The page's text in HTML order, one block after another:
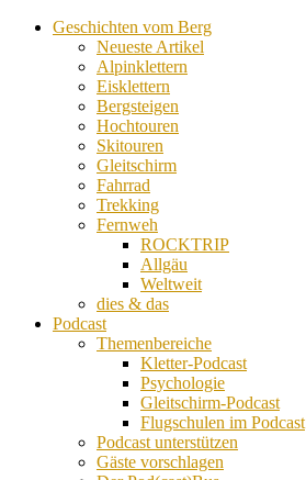
Geschichten vom Berg
Neueste Artikel
Alpinklettern
Eisklettern
Bergsteigen
Hochtouren
Skitouren
Gleitschirm
Fahrrad
Trekking
Fernweh
ROCKTRIP
Allgäu
Weltweit
dies & das
Podcast
Themenbereiche
Kletter-Podcast
Psychologie
Gleitschirm-Podcast
Flugschulen im Podcast
Podcast unterstützen
Gäste vorschlagen